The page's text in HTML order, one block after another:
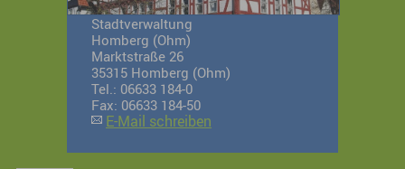
Stadtverwaltung
Homberg (Ohm)
Marktstraße 26
35315 Homberg (Ohm)
Tel.: 06633 184-0
Fax: 06633 184-50
E-Mail schreiben